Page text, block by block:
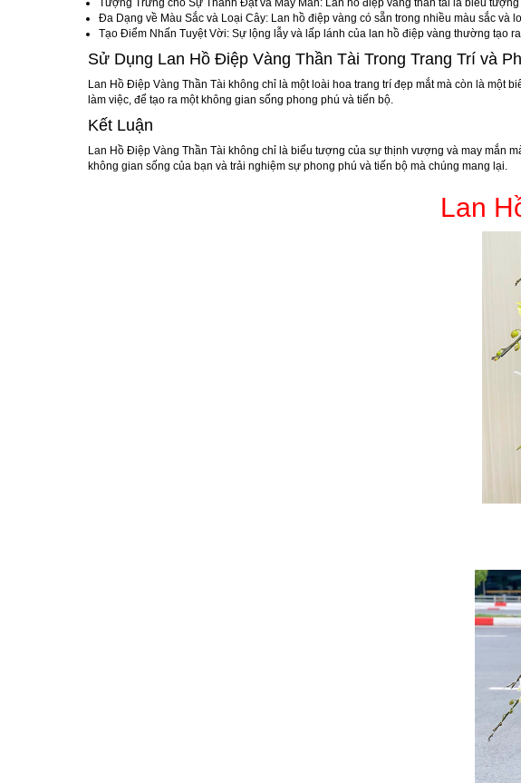
Tượng Trưng cho Sự Thành Đạt và May Mắn: Lan hồ điệp vàng thần tài là biểu
Đa Dạng về Màu Sắc và Loại Cây: Lan hồ điệp vàng có sẵn trong nhiều màu sắc và
Tạo Điểm Nhấn Tuyệt Vời: Sự lộng lẫy và lấp lánh của lan hồ điệp vàng thường tạo
Sử Dụng Lan Hồ Điệp Vàng Thần Tài Trong Trang Trí và
Lan Hồ Điệp Vàng Thần Tài không chỉ là một loài hoa trang trí đẹp mắt mà còn là một
làm việc, để tạo ra một không gian sống phong phú và tiến bộ.
Kết Luận
Lan Hồ Điệp Vàng Thần Tài không chỉ là biểu tượng của sự thịnh vượng và may mắn
không gian sống của bạn và trải nghiệm sự phong phú và tiến bộ mà chúng mang lại.
Lan